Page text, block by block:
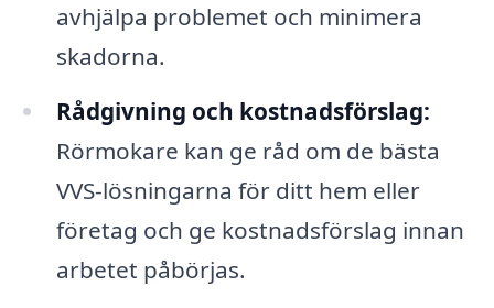
avhjälpa problemet och minimera
skadorna.
Rådgivning och kostnadsförslag:
Rörmokare kan ge råd om de bästa
VVS-lösningarna för ditt hem eller
företag och ge kostnadsförslag innan
arbetet påbörjas.